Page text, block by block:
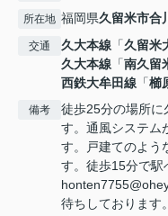
所在地 福岡県久留米市合
交通 久大本線 「久留米
久大本線 「南久留
西鉄大牟田線 「櫛
備考
徒歩25分の場所に
す。通風システム
す。戸建てのよう
す。徒歩15分で駅
待ちしております